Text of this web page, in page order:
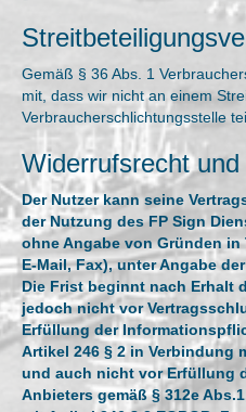
Gemäß § 36 Abs. 1
mit, dass wir nicht an einem
Verbraucherschlichtungsstelle
Widerrufsrecht
Der Nutzer kann seine
der Nutzung des FP Sign
ohne Angabe von Gründen in
E-Mail, Fax), unter Angabe
Die Frist beginnt nach Erhalt
jedoch nicht vor
Erfüllung der
Artikel 246 § 2 in Verbindung
und auch nicht vor Erfüllung
Anbieters gemäß § 312e